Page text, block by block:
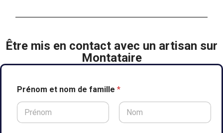
Être mis en contact avec un artisan sur
Montataire
u
A
r
Prénom et nom de famille *